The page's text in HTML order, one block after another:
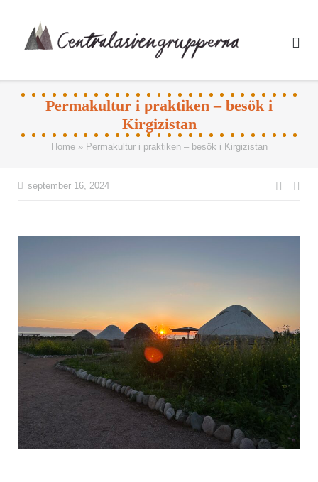
content
Permakultur i praktiken – besök i
Kirgizistan
Home» Permakultur i praktiken – besök i Kirgizistan
september 16, 2024